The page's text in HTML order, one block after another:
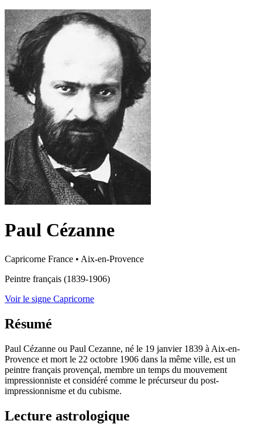
Paul Cézanne
Capricorne France • Aix-en-Provence
Peintre français (1839-1906)
Voir le signe Capricorne
Résumé
Paul Cézanne ou Paul Cezanne, né le 19 janvier 1839 à Aix-en-
Provence et mort le 22 octobre 1906 dans la même ville, est un
peintre français provençal, membre un temps du mouvement
impressionniste et considéré comme le précurseur du post-
impressionnisme et du cubisme.
Lecture astrologique